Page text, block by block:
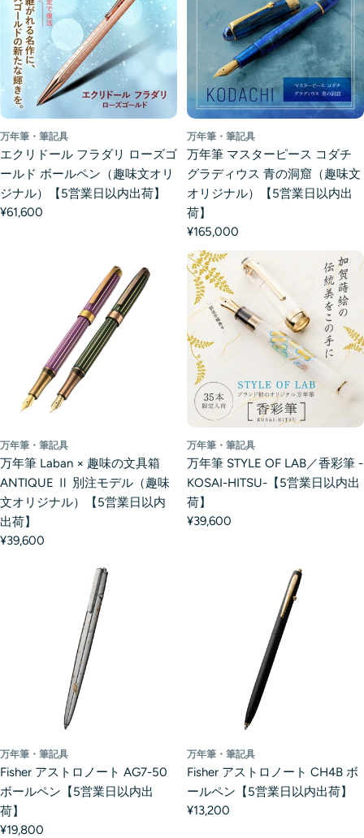
万年筆・筆記具
エクリドール フラダリ ローズゴ
ールド ボールペン（趣味文オリ
ジナル）【5営業日以内出荷】
¥61,600
万年筆・筆記具
万年筆 マスターピース コダチ
グラディウス 青の洞窟（趣味文
オリジナル）【5営業日以内出
荷】
¥165,000
万年筆・筆記具
万年筆 Laban × 趣味の文具箱
ANTIQUE Ⅱ 別注モデル（趣味
文オリジナル）【5営業日以内
出荷】
¥39,600
万年筆・筆記具
万年筆 STYLE OF LAB／香彩筆 -
KOSAI-HITSU-【5営業日以内出
荷】
¥39,600
万年筆・筆記具
Fisher アストロノート AG7-50
ボールペン【5営業日以内出
荷】
¥19,800
万年筆・筆記具
Fisher アストロノート CH4B ボ
ールペン【5営業日以内出荷】
¥13,200